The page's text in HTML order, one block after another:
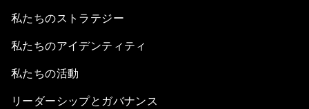
私たちのストラテジー
私たちのアイデンティティ
私たちの活動
リーダーシップとガバナンス